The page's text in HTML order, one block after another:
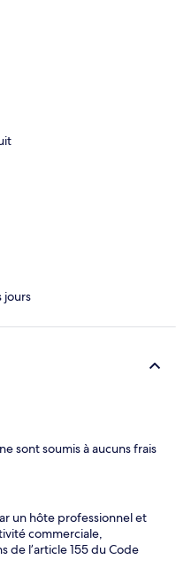
jours
sont soumis à aucuns frais
un hôte professionnel et
commerciale,
de l’article 155 du Code